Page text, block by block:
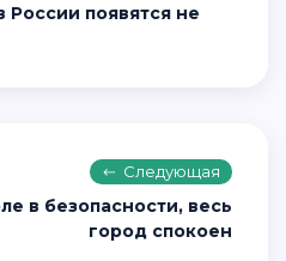
России появятся не
Следующая
в безопасности, весь
город спокоен